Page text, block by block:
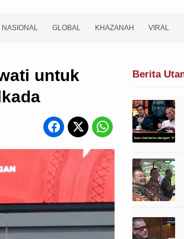
NASIONAL GLOBAL KHAZANAH VIRAL
untuk
Berita